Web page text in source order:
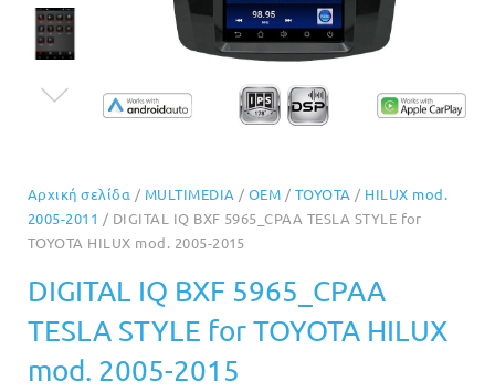
Αρχική σελίδα / MULTIMEDIA / OEM / TOYOTA / HILUX mod.
2005-2011 / DIGITAL IQ BXF 5965_CPAA TESLA STYLE for
TOYOTA HILUX mod. 2005-2015
DIGITAL IQ BXF 5965_CPAA
TESLA STYLE for TOYOTA HILUX
mod. 2005-2015